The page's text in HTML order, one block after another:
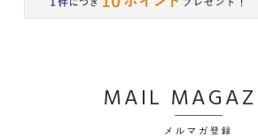
MAIL
メルマガ登録